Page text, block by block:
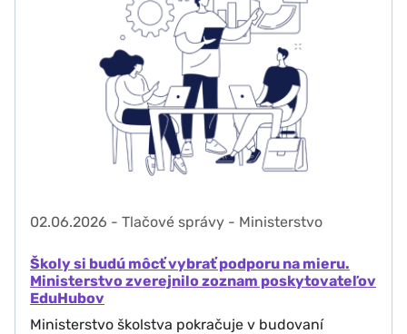
02.06.2026 - Tlačové správy - Ministerstvo
Školy si budú môcť vybrať podporu na mieru.
Ministerstvo zverejnilo zoznam poskytovateľov
EduHubov
Ministerstvo školstva pokračuje v budovaní